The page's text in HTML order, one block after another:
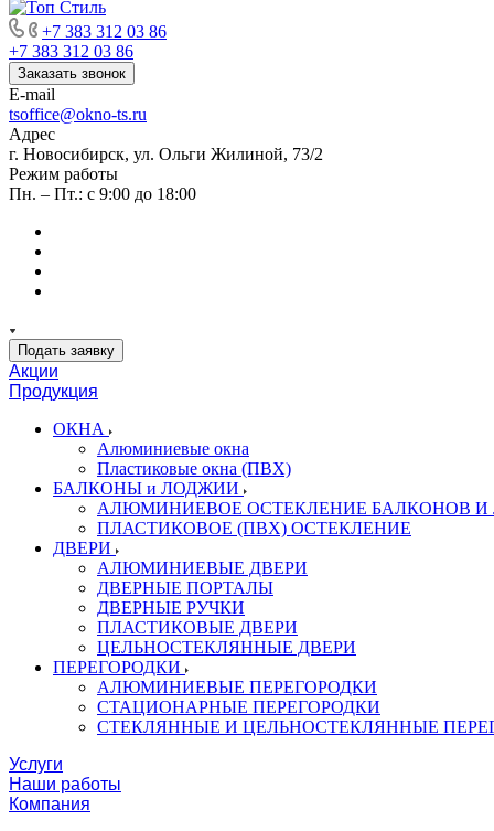
+7 383 312 03 86
+7 383 312 03 86
Заказать звонок
E-mail
tsoffice@okno-ts.ru
Адрес
г. Новосибирск, ул. Ольги Жилиной, 73/2
Режим работы
Пн. – Пт.: с 9:00 до 18:00
Подать заявку
Акции
Продукция
ОКНА
Алюминиевые окна
Пластиковые окна (ПВХ)
БАЛКОНЫ и ЛОДЖИИ
АЛЮМИНИЕВОЕ ОСТЕКЛЕНИЕ БАЛКОНОВ
ПЛАСТИКОВОЕ (ПВХ) ОСТЕКЛЕНИЕ
ДВЕРИ
АЛЮМИНИЕВЫЕ ДВЕРИ
ДВЕРНЫЕ ПОРТАЛЫ
ДВЕРНЫЕ РУЧКИ
ПЛАСТИКОВЫЕ ДВЕРИ
ЦЕЛЬНОСТЕКЛЯННЫЕ ДВЕРИ
ПЕРЕГОРОДКИ
АЛЮМИНИЕВЫЕ ПЕРЕГОРОДКИ
СТАЦИОНАРНЫЕ ПЕРЕГОРОДКИ
СТЕКЛЯННЫЕ И ЦЕЛЬНОСТЕКЛЯННЫЕ
Услуги
Наши работы
Компания